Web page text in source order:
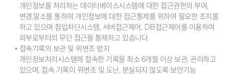
개인정보를 처리하는 데이터베이스시스템에 대한 접근권한의 부여,
변경,말소를 통하여 개인정보에 대한 접근통제를 위하여 필요한 조치를
하고 있으며 침입차단시스템, 서버접근제어, DB접근제어를 이용하여
외부로부터의 무단 접근을 통제하고 있습니다.
접속기록의 보관 및 위변조 방지
개인정보처리시스템에 접속한 기록을 최소 6개월 이상 보관, 관리하고
있으며, 접속 기록이 위변조 및 도난, 분실되지 않도록 보안기능